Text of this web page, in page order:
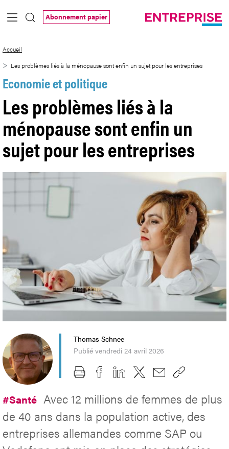
Saut au contenu principal
Abonnement papier
Accueil
Les problèmes liés à la ménopause sont enfin un sujet pour les entreprises
Economie et politique
Les problèmes liés à la
ménopause sont enfin un
sujet pour les entreprises
Thomas Schnee
Publié vendredi 24 avril 2026
#Santé Avec 12 millions de femmes de plus
de 40 ans dans la population active, des
entreprises allemandes comme SAP ou